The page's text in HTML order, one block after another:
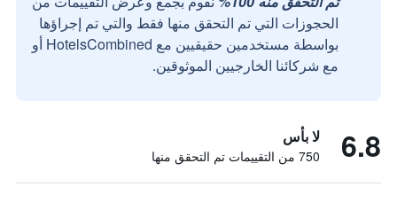
الحجوزات التي تم التحقق منها فقط والتي تم إجراؤها
بواسطة مستخدمين حقيقيين مع HotelsCombined أو
مع شركائنا الخارجيين الموثوقين.
6.8 لا بأس
750 من التقييمات تم التحقق منها